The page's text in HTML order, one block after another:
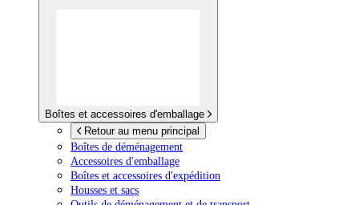
Boîtes et accessoires d'emballage
Retour au menu principal
Boîtes de déménagement
Accessoires d'emballage
Boîtes et accessoires d'expédition
Housses et sacs